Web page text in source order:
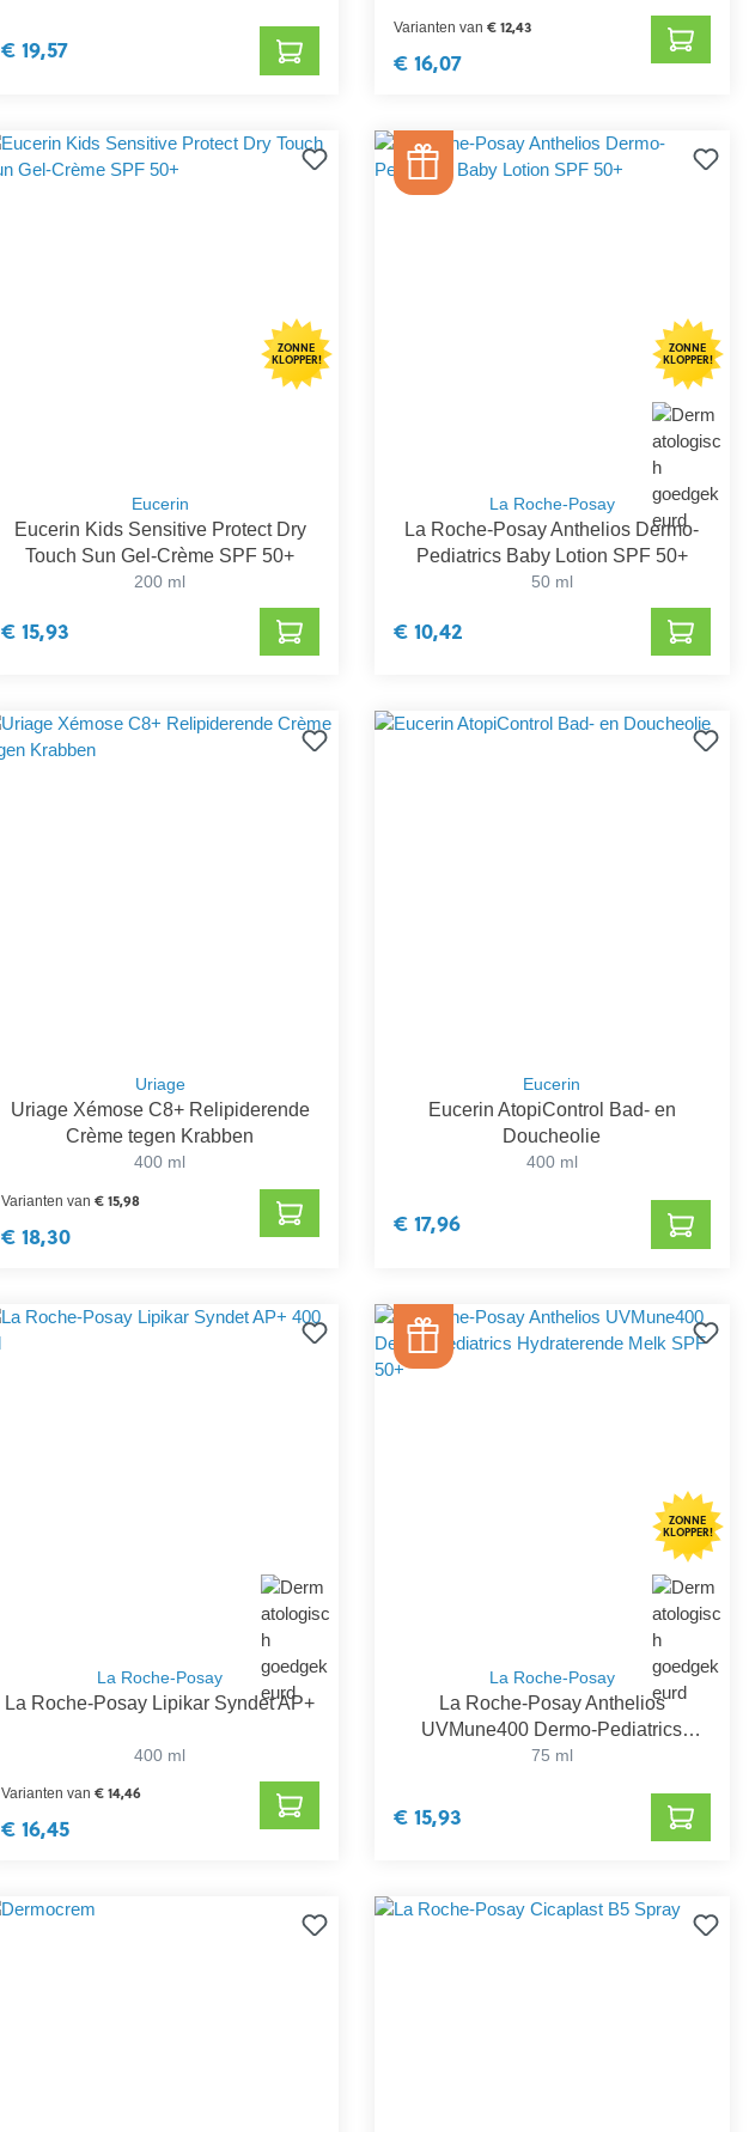
€ 19,57
Varianten van € 12,43
€ 16,07
ZONNE
KLOPPER!
Eucerin
Eucerin Kids Sensitive Protect Dry
Touch Sun Gel-Crème SPF 50+
200 ml
€ 15,93
ZONNE
KLOPPER!
La Roche-Posay
La Roche-Posay Anthelios Dermo-
Pediatrics Baby Lotion SPF 50+
50 ml
€ 10,42
Uriage
Uriage Xémose C8+ Relipiderende
Crème tegen Krabben
400 ml
Varianten van€ 15,98
€ 18,30
Eucerin
Eucerin AtopiControl Bad- en
Doucheolie
400 ml
€ 17,96
La Roche-Posay
La Roche-Posay Lipikar Syndet AP+
400 ml
Varianten van€ 14,46
€ 16,45
ZONNE
KLOPPER!
La Roche-Posay
La Roche-Posay Anthelios
UVMune400 Dermo-Pediatrics
Hydraterende Melk SPF 50+
75 ml
€ 15,93